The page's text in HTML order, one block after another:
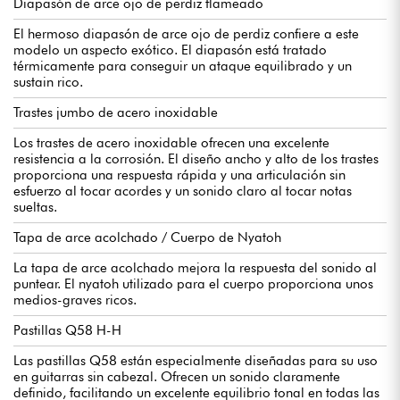
Diapasón de arce ojo de perdiz flameado
El hermoso diapasón de arce ojo de perdiz confiere a este
modelo un aspecto exótico. El diapasón está tratado
térmicamente para conseguir un ataque equilibrado y un
sustain rico.
Trastes jumbo de acero inoxidable
Los trastes de acero inoxidable ofrecen una excelente
resistencia a la corrosión. El diseño ancho y alto de los trastes
proporciona una respuesta rápida y una articulación sin
esfuerzo al tocar acordes y un sonido claro al tocar notas
sueltas.
Tapa de arce acolchado / Cuerpo de Nyatoh
La tapa de arce acolchado mejora la respuesta del sonido al
puntear. El nyatoh utilizado para el cuerpo proporciona unos
medios-graves ricos.
Pastillas Q58 H-H
Las pastillas Q58 están especialmente diseñadas para su uso
en guitarras sin cabezal. Ofrecen un sonido claramente
definido, facilitando un excelente equilibrio tonal en todas las